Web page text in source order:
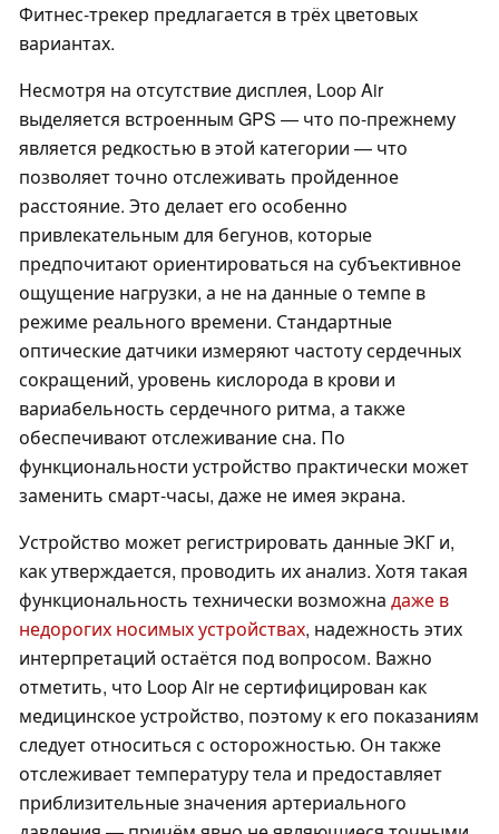
Фитнес-трекер предлагается в трёх цветовых
вариантах.
Несмотря на отсутствие дисплея, Loop Air
выделяется встроенным GPS — что по-прежнему
является редкостью в этой категории — что
позволяет точно отслеживать пройденное
расстояние. Это делает его особенно
привлекательным для бегунов, которые
предпочитают ориентироваться на субъективное
ощущение нагрузки, а не на данные о темпе в
режиме реального времени. Стандартные
оптические датчики измеряют частоту сердечных
сокращений, уровень кислорода в крови и
вариабельность сердечного ритма, а также
обеспечивают отслеживание сна. По
функциональности устройство практически может
заменить смарт-часы, даже не имея экрана.
Устройство может регистрировать данные ЭКГ и,
как утверждается, проводить их анализ. Хотя такая
функциональность технически возможна даже в
недорогих носимых устройствах, надежность этих
интерпретаций остаётся под вопросом. Важно
отметить, что Loop Air не сертифицирован как
медицинское устройство, поэтому к его показаниям
следует относиться с осторожностью. Он также
отслеживает температуру тела и предоставляет
приблизительные значения артериального